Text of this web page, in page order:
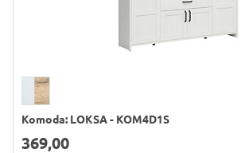
Komoda: LOKSA - KOM4D1S
369,00